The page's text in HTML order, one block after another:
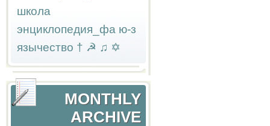
школа
энциклопедия_фа ю-з
язычество † ☭ ♫ ✡
MONTHLY
ARCHIVE